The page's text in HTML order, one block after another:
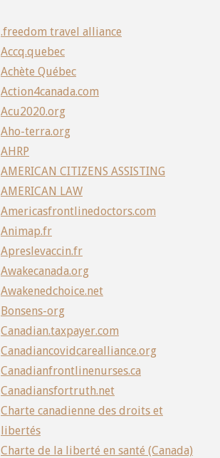
.freedom travel alliance
Accq.quebec
Achète Québec
Action4canada.com
Acu2020.org
Aho-terra.org
AHRP
AMERICAN CITIZENS ASSISTING
AMERICAN LAW
Americasfrontlinedoctors.com
Animap.fr
Apreslevaccin.fr
Awakecanada.org
Awakenedchoice.net
Bonsens-org
Canadian.taxpayer.com
Canadiancovidcarealliance.org
Canadianfrontlinenurses.ca
Canadiansfortruth.net
Charte canadienne des droits et
libertés
Charte de la liberté en santé (Canada)